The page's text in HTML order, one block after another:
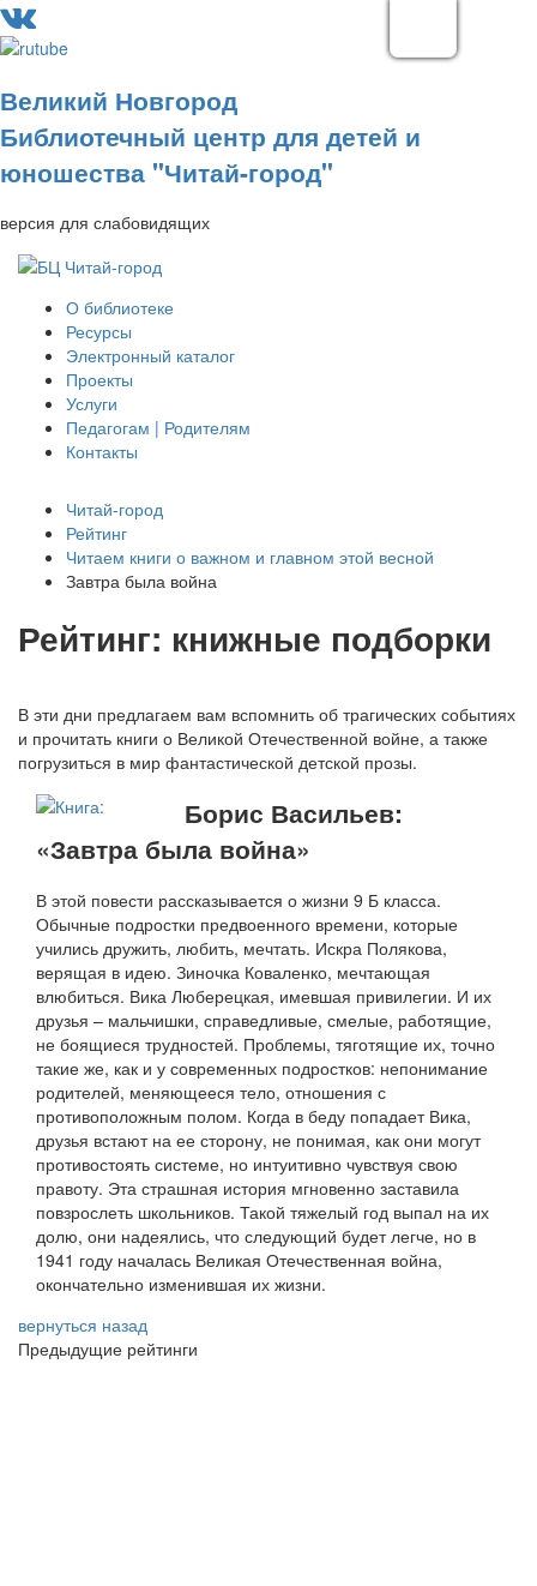
Великий Новгород
Библиотечный центр для детей и
юношества "Читай-город"
версия для слабовидящих
О библиотеке
Ресурсы
Электронный каталог
Проекты
Услуги
Педагогам | Родителям
Контакты
Читай-город
Рейтинг
Читаем книги о важном и главном этой весной
Завтра была война
Рейтинг: книжные подборки
В эти дни предлагаем вам вспомнить об трагических событиях
и прочитать книги о Великой Отечественной войне, а также
погрузиться в мир фантастической детской прозы.
Борис Васильев:
«Завтра была война»
В этой повести рассказывается о жизни 9 Б класса.
Обычные подростки предвоенного времени, которые
учились дружить, любить, мечтать. Искра Полякова,
верящая в идею. Зиночка Коваленко, мечтающая
влюбиться. Вика Люберецкая, имевшая привилегии. И их
друзья – мальчишки, справедливые, смелые, работящие,
не боящиеся трудностей. Проблемы, тяготящие их, точно
такие же, как и у современных подростков: непонимание
родителей, меняющееся тело, отношения с
противоположным полом. Когда в беду попадает Вика,
друзья встают на ее сторону, не понимая, как они могут
противостоять системе, но интуитивно чувствуя свою
правоту. Эта страшная история мгновенно заставила
повзрослеть школьников. Такой тяжелый год выпал на их
долю, они надеялись, что следующий будет легче, но в
1941 году началась Великая Отечественная война,
окончательно изменившая их жизни.
вернуться назад
Предыдущие рейтинги